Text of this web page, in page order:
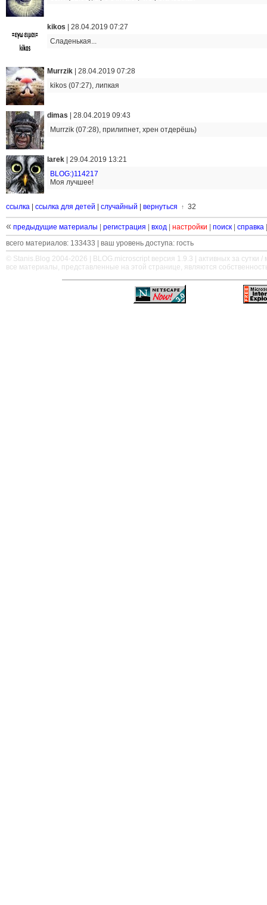
kikos
28.04.2019 07:27
Сладенькая...
Murrzik
28.04.2019 07:28
kikos (07:27), липкая
dimas
28.04.2019 09:43
Murrzik (07:28), прилипнет, хрен отдерёшь)
larek
29.04.2019 13:21
BLOG:)114217
Моя лучшее!
ссылка ссылка для детей случайный вернуться ↑ 32
« предыдущие материалы регистрация вход настройки поиск справка
всего материалов: 133433 | ваш уровень доступа: гость
© Stanis.Blog 2004-2026 |
BLOG.microscript версия 1.9.3 | активных за сутки /
все материалы, представленные на этой странице, являются
—————————————————————